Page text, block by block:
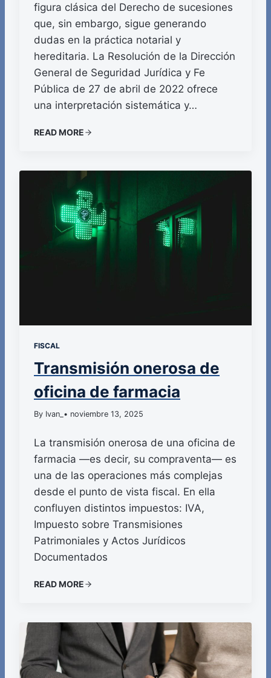
figura clásica del Derecho de sucesiones
que, sin embargo, sigue generando
dudas en la práctica notarial y
hereditaria. La Resolución de la Dirección
General de Seguridad Jurídica y Fe
Pública de 27 de abril de 2022 ofrece
una interpretación sistemática y…
READ MORE
FISCAL
Transmisión onerosa de
oficina de farmacia
By Ivan_ • noviembre 13, 2025
La transmisión onerosa de una oficina de
farmacia —es decir, su compraventa— es
una de las operaciones más complejas
desde el punto de vista fiscal. En ella
confluyen distintos impuestos: IVA,
Impuesto sobre Transmisiones
Patrimoniales y Actos Jurídicos
Documentados
READ MORE